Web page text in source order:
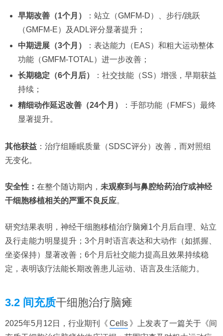
早期改善（1个月）
：站立（GMFM-D）、步行/跳跃
（GMFM-E）及ADL评分显著提升；
中期进展（3个月）
：表达能力（EAS）和粗大运动整体
功能（GMFM-TOTAL）进一步改善；
长期稳定（6个月后）
：社交技能（SS）增强，早期获益
持续；
精细动作延迟改善（24个月）
：手部功能（FMFS）最终
显著提升。
其他获益 ：治疗组睡眠质量（SDSC评分）改善，而对照组
无变化。
安全性： 在整个随访期内， 未观察到与鼻腔给药治疗或神经
干细胞移植相关的严重不良反应。
研究结果表明，神经干细胞移植治疗脑瘫1个月后自理、站立
及行走能力明显提升；3个月时语言表达和大动作（如抓握、
坐姿保持）显著改善；6个月后社交能力提高且效果持续稳
定，表明该疗法能长期改善患儿运动、语言及生活能力。
3.2 间充质干细胞治疗脑瘫
2025年5月12日，行业期刊《 Cells 》上发表了一篇关于《间